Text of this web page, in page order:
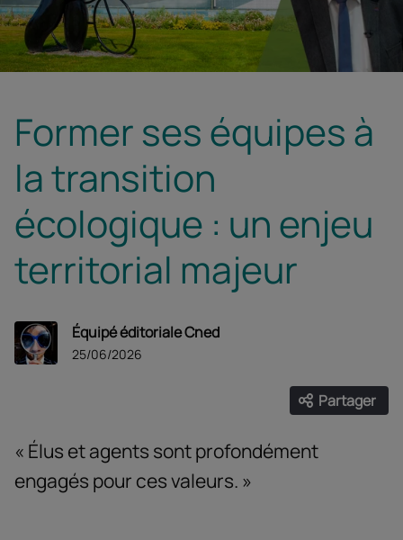
Former ses équipes à
la transition
écologique : un enjeu
territorial majeur
Équipé éditoriale Cned
25/06/2026
Partager
Ouvrir
« Élus et agents sont profondément
engagés pour ces valeurs. »